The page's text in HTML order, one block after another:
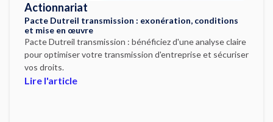
Actionnariat
Pacte Dutreil transmission : exonération, conditions
et mise en œuvre
Pacte Dutreil transmission : bénéficiez d'une analyse claire
pour optimiser votre transmission d'entreprise et sécuriser
vos droits.
Lire l'article